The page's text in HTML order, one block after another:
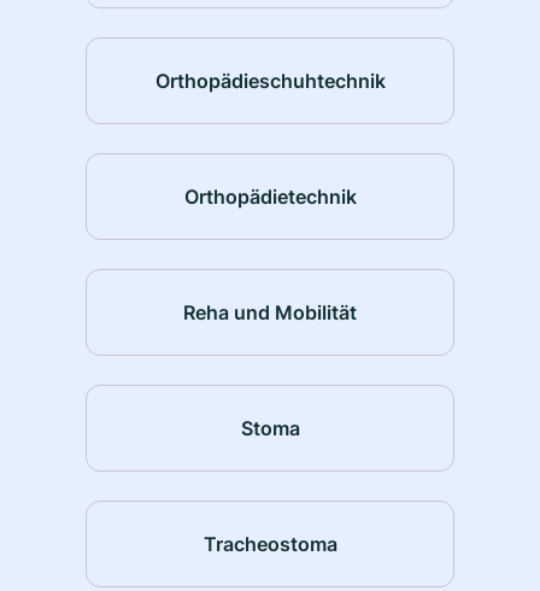
Orthopädieschuhtechnik
Orthopädietechnik
Reha und Mobilität
Stoma
Tracheostoma